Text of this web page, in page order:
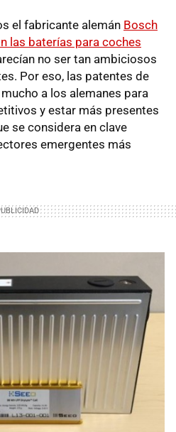
el fabricante alemán Bosch
las baterías para coches
no ser tan ambiciosos
Por eso, las patentes de
a los alemanes para
y estar más presentes
se considera en clave
emergentes más